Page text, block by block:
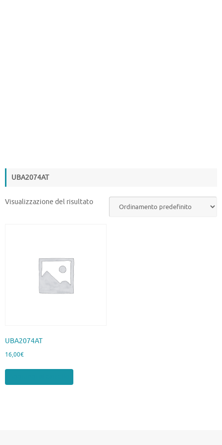
UBA2074AT
Visualizzazione del risultato
UBA2074AT
16,00€